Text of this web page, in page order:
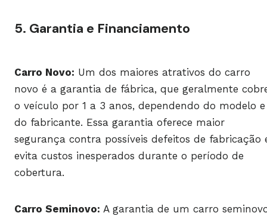
5. Garantia e Financiamento
Carro Novo: Um dos maiores atrativos do carro
novo é a garantia de fábrica, que geralmente
o veículo por 1 a 3 anos, dependendo do modelo e
do fabricante. Essa garantia oferece maior
segurança contra possíveis defeitos de fabricação
evita custos inesperados durante o período de
cobertura.
Carro Seminovo: A garantia de um carro